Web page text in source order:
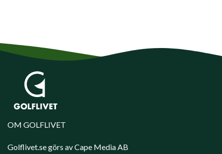
OM GOLFLIVET
Golflivet.se görs av Cape Media AB